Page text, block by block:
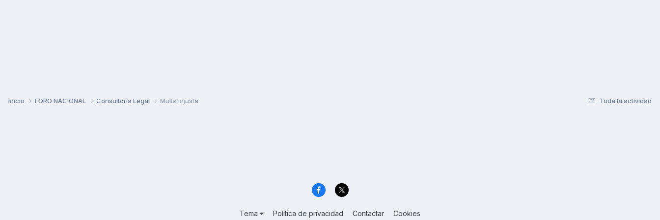
Toda la actividad
Inicio FORO NACIONAL Consultoria Legal Multa injusta
Tema Política de privacidad Contactar Cookies